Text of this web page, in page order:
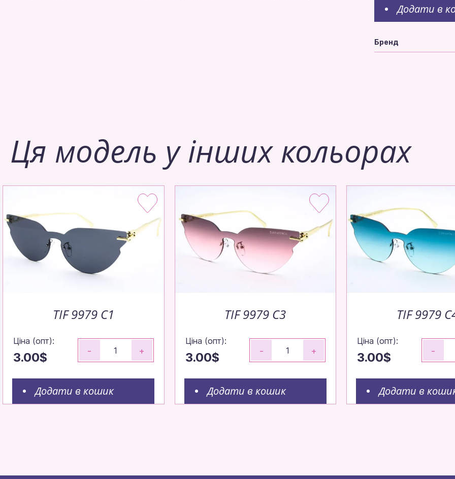
Додати в
Бренд
Ця модель у інших кольорах
TIF 9979 C1
Ціна (опт):
3.00$ - +
Додати в кошик
TIF 9979 C3
Ціна (опт):
3.00$ - +
Додати в кошик
TIF 9979
Ціна (опт):
3.00$ -
Додати в